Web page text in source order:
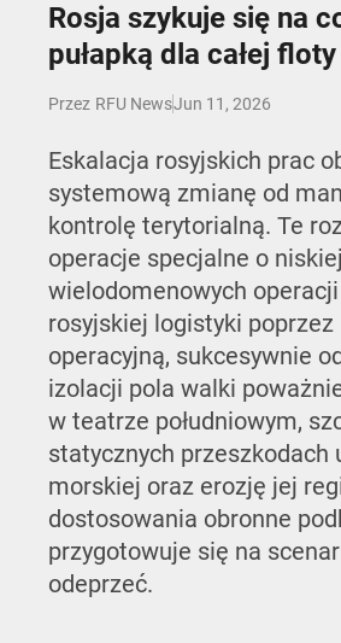
Rosja szykuje się na
pułapką dla całej floty
Przez RFU NewsJun 11, 2026
Eskalacja rosyjskich prac
systemową zmianę od
kontrolę terytorialną. Te
operacje specjalne o
wielodomenowych
rosyjskiej logistyki
operacyjną, sukcesywnie
izolacji pola walki
w teatrze południowym,
statycznych przeszkodach
morskiej oraz erozję jej
dostosowania obronne
przygotowuje się na
odeprzeć.